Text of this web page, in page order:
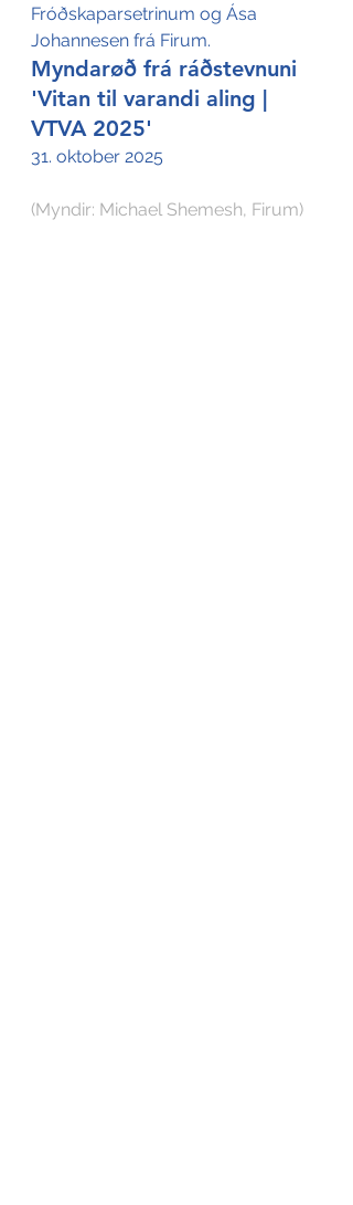
Fróðskaparsetrinum og Ása
Johannesen frá Firum.
Myndarøð frá ráðstevnuni
'Vitan til varandi aling |
VTVA 2025'
31. oktober 2025
(Myndir: Michael Shemesh, Firum)